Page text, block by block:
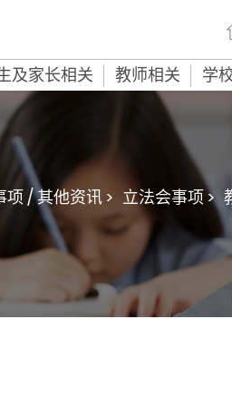
及家长相关 教师相关 学
/ 其他资讯 > 立法会事项 >